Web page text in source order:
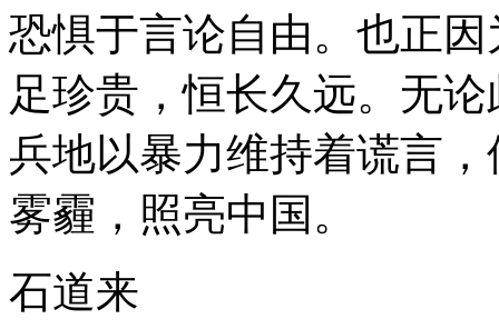
恐惧于言论自由。也正
足珍贵，恒长久远。无
兵地以暴力维持着谎言
雾霾，照亮中国。
石道来